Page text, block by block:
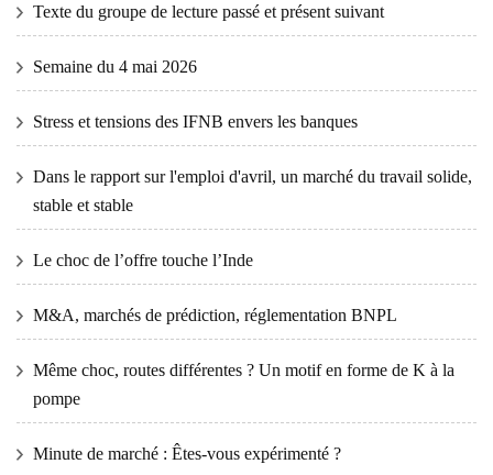
Texte du groupe de lecture passé et présent suivant
Semaine du 4 mai 2026
Stress et tensions des IFNB envers les banques
Dans le rapport sur l'emploi d'avril, un marché du travail solide,
stable et stable
Le choc de l’offre touche l’Inde
M&A, marchés de prédiction, réglementation BNPL
Même choc, routes différentes ? Un motif en forme de K à la
pompe
Minute de marché : Êtes-vous expérimenté ?